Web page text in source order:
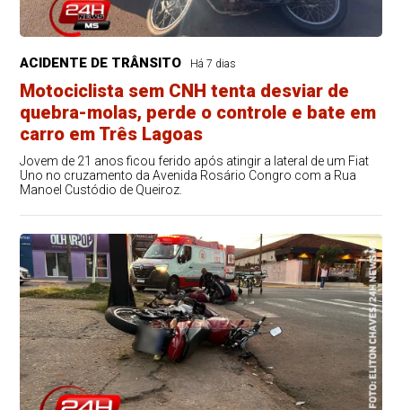
ACIDENTE DE TRÂNSITO Há 7 dias
Motociclista sem CNH tenta desviar de
quebra-molas, perde o controle e bate em
carro em Três Lagoas
Jovem de 21 anos ficou ferido após atingir a lateral de um Fiat
Uno no cruzamento da Avenida Rosário Congro com a Rua
Manoel Custódio de Queiroz.